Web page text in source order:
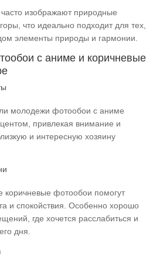
изображают природные
что идеально подходит для тех,
элементы природы и гармонии.
с аниме и коричневые
молодежи фотообои с аниме
привлекая внимание и
и интересную хозяину
коричневые фотообои помогут
и спокойствия. Особенно хорошо
где хочется расслабиться и
дня.